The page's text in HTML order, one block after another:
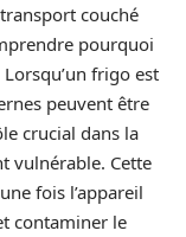
couché
pourquoi
frigo est
peuvent être
crucial dans la
vulnérable. Cette
fois l’appareil
contaminer le